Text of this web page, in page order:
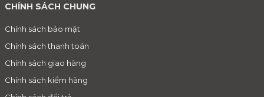
CHÍNH SÁCH CHUNG
Chính sách bảo mật
Chính sách thanh toán
Chính sách giao hàng
Chính sách kiểm hàng